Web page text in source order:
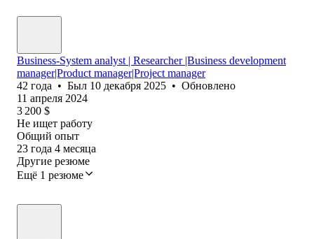
Business-System analyst | Researcher |Business development
manager|Product manager|Project manager
42 года • Был 10 декабря 2025 • Обновлено
11 апреля 2024
3 200 $
Не ищет работу
Общий опыт
23 года 4 месяца
Другие резюме
Ещё 1 резюме